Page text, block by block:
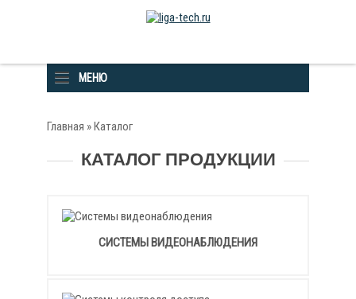
МЕНЮ
Главная »Каталог
КАТАЛОГ ПРОДУКЦИИ
СИСТЕМЫ ВИДЕОНАБЛЮДЕНИЯ